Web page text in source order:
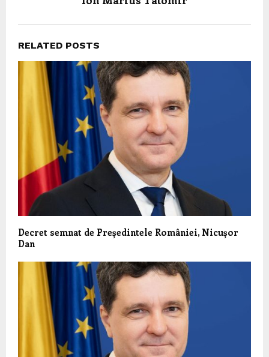
RELATED POSTS
Decret semnat de Președintele României, Nicușor
Dan